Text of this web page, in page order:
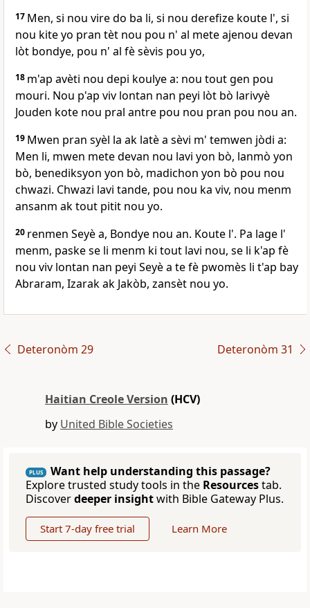
17 Men, si nou vire do ba li, si nou derefize koute l', si
nou kite yo pran tèt nou pou n' al mete ajenou devan
lòt bondye, pou n' al fè sèvis pou yo,
18 m'ap avèti nou depi koulye a: nou tout gen pou
mouri. Nou p'ap viv lontan nan peyi lòt bò larivyè
Jouden kote nou pral antre pou nou pran pou nou an.
19 Mwen pran syèl la ak latè a sèvi m' temwen jòdi a:
Men li, mwen mete devan nou lavi yon bò, lanmò yon
bò, benediksyon yon bò, madichon yon bò pou nou
chwazi. Chwazi lavi tande, pou nou ka viv, nou menm
ansanm ak tout pitit nou yo.
20 renmen Seyè a, Bondye nou an. Koute l'. Pa lage l'
menm, paske se li menm ki tout lavi nou, se li k'ap fè
nou viv lontan nan peyi Seyè a te fè pwomès li t'ap bay
Abraram, Izarak ak Jakòb, zansèt nou yo.
Deteronòm 29 Deteronòm 31
Haitian Creole Version (HCV)
by United Bible Societies
PLUS
Want help understanding this passage?
Explore trusted study tools in the Resourcestab.
Discoverdeeper insightwith Bible Gateway Plus.
Start 7-day free trial Learn More